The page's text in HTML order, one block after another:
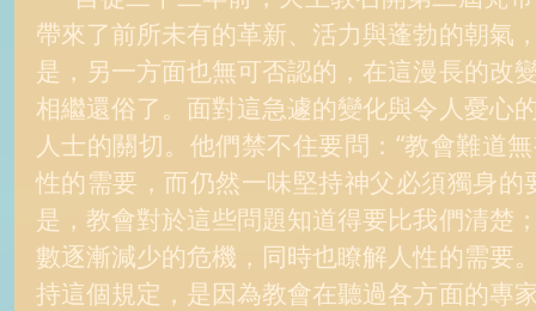
帶來了前所未有的革新、活力與蓬勃的朝氣
是，另一方面也無可否認的，在這漫長的改
相繼還俗了。面對這急遽的變化與令人憂心
人士的關切。他們禁不住要問：“教會難道
性的需要，而仍然一味堅持神父必須獨身的
是，教會對於這些問題知道得要比我們清楚
數逐漸減少的危機，同時也瞭解人性的需要
持這個規定，是因為教會在聽過各方面的專